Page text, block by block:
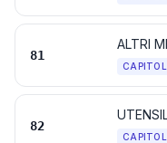
81
82